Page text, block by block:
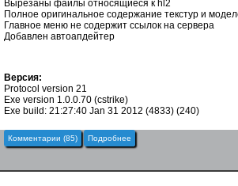
Вырезаны файлы относящиеся к hl2
Полное оригинальное содержание текстур и
Главное меню не содержит ссылок на сервера
Добавлен автоапдейтер
Версия:
Protocol version 21
Exe version 1.0.0.70 (cstrike)
Exe build: 21:27:40 Jan 31 2012 (4833) (240)
Комментарии (85) Подробнее